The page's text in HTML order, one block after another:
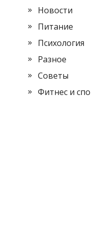
Новости
Питание
Психология
Разное
Советы
Фитнес и